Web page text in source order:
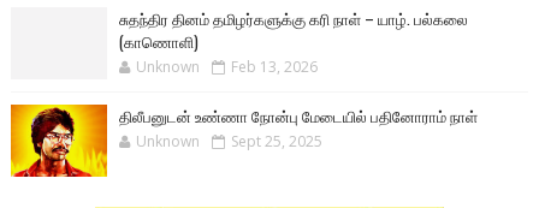
சுதந்திர தினம் தமிழர்களுக்கு கரி நாள் – யாழ். பல்கலை
(காணொளி)
Unknown Feb 13, 2026
திலீபனுடன் உண்ணா நோன்பு மேடையில் பதினோராம் நாள்
Unknown Sept 25, 2025